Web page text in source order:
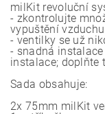
milKit revoluční
- zkontrolujte
vypuštění
- ventilky se už
- snadná instalace
instalace; doplňte
Sada obsahuje:
2x 75mm milKit